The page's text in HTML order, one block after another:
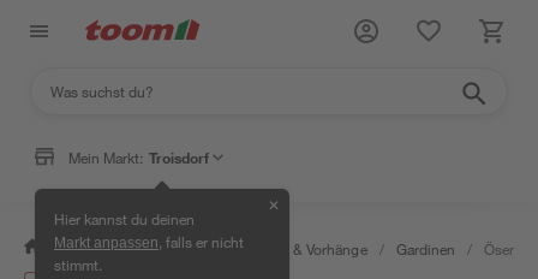
Mein Markt: Troisdorf
Hier kannst du deinen
Markt anpassen , falls er nicht
stimmt.
✕
/ Wohnen & Haushalt / Gardinen & Vorhänge / Gardinen /